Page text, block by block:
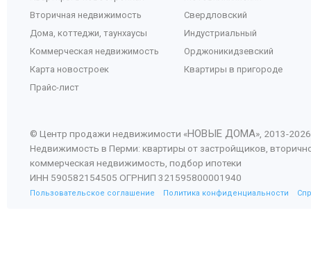
Вторичная недвижимость
Дома, коттеджи, таунхаусы
Коммерческая недвижимость
Карта новостроек
Прайс-лист
Свердловский
Индустриальный
Орджоникидзевский
Квартиры в пригороде
© Центр продажи недвижимости «НОВЫЕ ДОМА», 2013-2026
Недвижимость в Перми: квартиры от застройщиков,
коммерческая недвижимость, подбор ипотеки
ИНН 590582154505 ОГРНИП 321595800001940
Пользовательское соглашение Политика конфиденциальности